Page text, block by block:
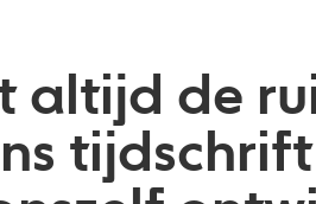
altijd de